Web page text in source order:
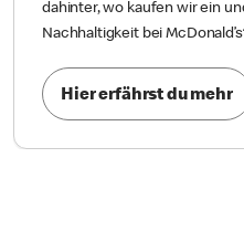
dahinter, wo kaufen wir ein
Nachhaltigkeit bei
Hier erfährst du mehr